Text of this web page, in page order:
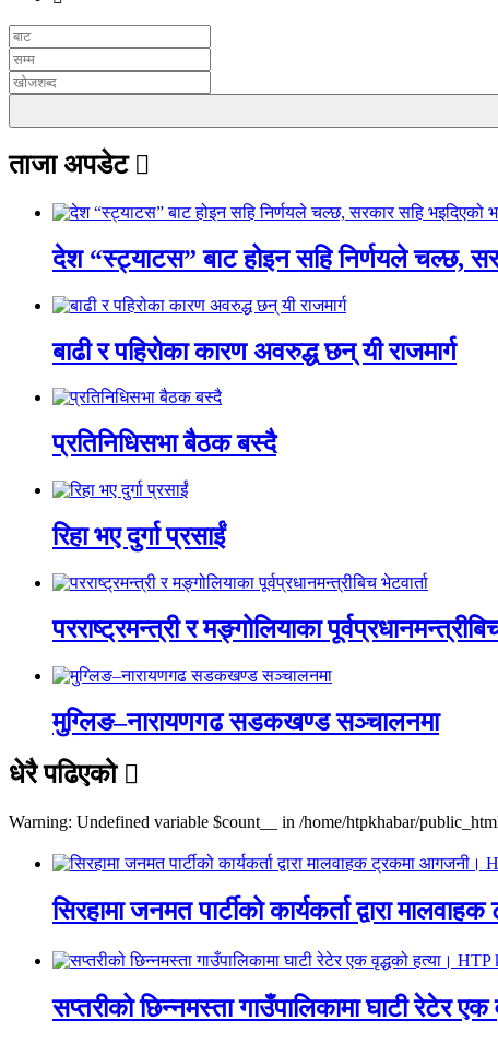
ताजा अपडेट
देश “स्ट्याटस” बाट होइन सहि निर्णयले चल्छ,
बाढी र पहिरोका कारण अवरुद्ध छन् यी राजमार्ग
प्रतिनिधिसभा बैठक बस्दै
रिहा भए दुर्गा प्रसाईं
परराष्ट्रमन्त्री र मङ्गोलियाका
मुग्लिङ–नारायणगढ सडकखण्ड सञ्चालनमा
धेरै पढिएको
Warning: Undefined variable $count__ in /home/htpkhabar/
सिरहामा जनमत पार्टीको कार्यकर्ता द्वारा
सप्तरीको छिन्नमस्ता गाउँपालिकामा घाटी रेटेर